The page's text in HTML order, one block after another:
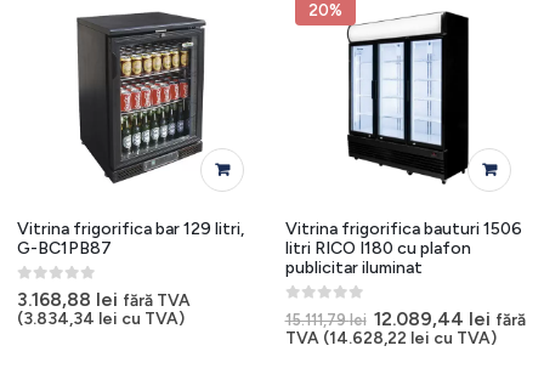
Vitrina frigorifica bar 129 litri,
G-BC1PB87
0out of 5
3.168,88 lei fără TVA
(3.834,34 lei cu TVA)
20%
Vitrina frigorifica bauturi 1506
litri RICO I180 cu plafon
publicitar iluminat
0 out of 5
15.111,79lei Prețul
inițial
a
12.089,44 lei Prețul
fără
TVA (14.628,22 lei cu TVA)